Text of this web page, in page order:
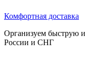
Комфортная доставка
Организуем быструю
России и СНГ